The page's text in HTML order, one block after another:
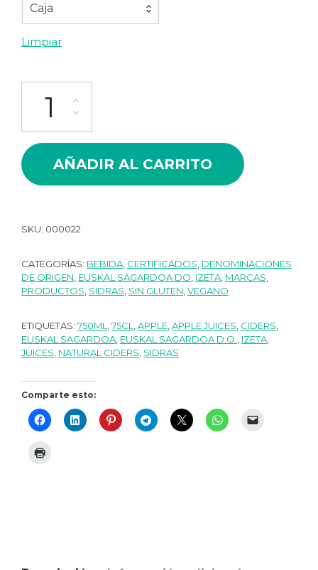
Caja
Limpiar
AÑADIR AL CARRITO
SKU: 000022
CATEGORÍAS: BEBIDA CERTIFICADOS DENOMINACIONES
DE ORIGEN EUSKAL SAGARDOA DO IZETA MARCAS
PRODUCTOS SIDRAS SIN GLUTEN VEGANO
ETIQUETAS: 750ML 75CL APPLE APPLE JUICES CIDERS
EUSKAL SAGARDOA EUSKAL SAGARDOA D.O. IZETA
JUICES NATURAL CIDERS SIDRAS
Comparte esto: